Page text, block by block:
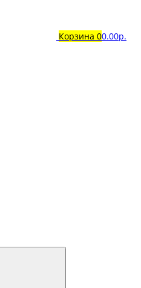
Корзина 00.00р.